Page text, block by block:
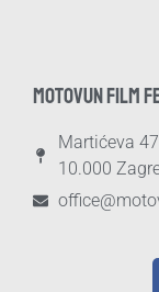
MOTOVUN FILM
Martićeva 47
10.000